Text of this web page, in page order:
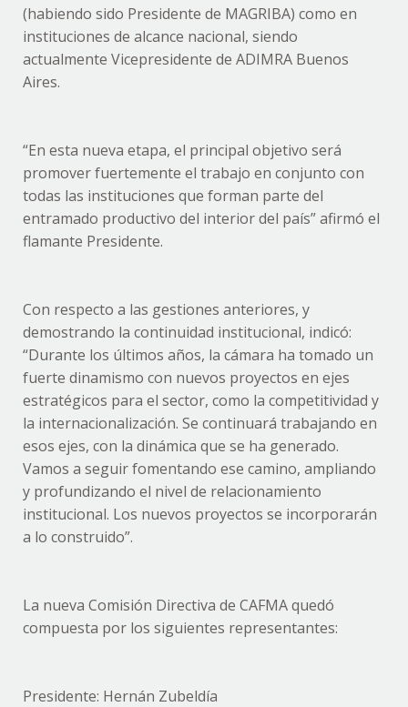
(habiendo sido Presidente de MAGRIBA) como en
instituciones de alcance nacional, siendo
actualmente Vicepresidente de ADIMRA Buenos
Aires.
“En esta nueva etapa, el principal objetivo será
promover fuertemente el trabajo en conjunto con
todas las instituciones que forman parte del
entramado productivo del interior del país” afirmó el
flamante Presidente.
Con respecto a las gestiones anteriores, y
demostrando la continuidad institucional, indicó:
“Durante los últimos años, la cámara ha tomado un
fuerte dinamismo con nuevos proyectos en ejes
estratégicos para el sector, como la competitividad y
la internacionalización. Se continuará trabajando en
esos ejes, con la dinámica que se ha generado.
Vamos a seguir fomentando ese camino, ampliando
y profundizando el nivel de relacionamiento
institucional. Los nuevos proyectos se incorporarán
a lo construido”.
La nueva Comisión Directiva de CAFMA quedó
compuesta por los siguientes representantes:
Presidente: Hernán Zubeldía